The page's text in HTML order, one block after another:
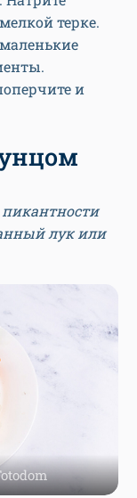
терке.
и
лук или